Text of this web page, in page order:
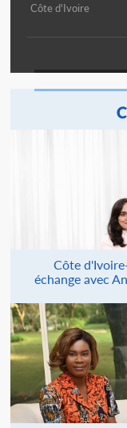
Côte d'Ivoire
Côte
échange avec